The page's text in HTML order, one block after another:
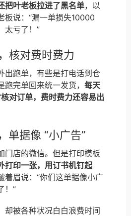
把叶老板拉进了黑名单，以
板说：“漏一单损失10000
太亏了！”
核对费时费力
出跑单，有些是打电话到仓
完单回来统一发货， 每天
对订单，费时费力还容易出
单据像 “小广告”
门店的微信。但是打印模板
打印一张，用订书机钉起
着眉说：“你们这单据像小广
！”
却被各种状况白白浪费时间